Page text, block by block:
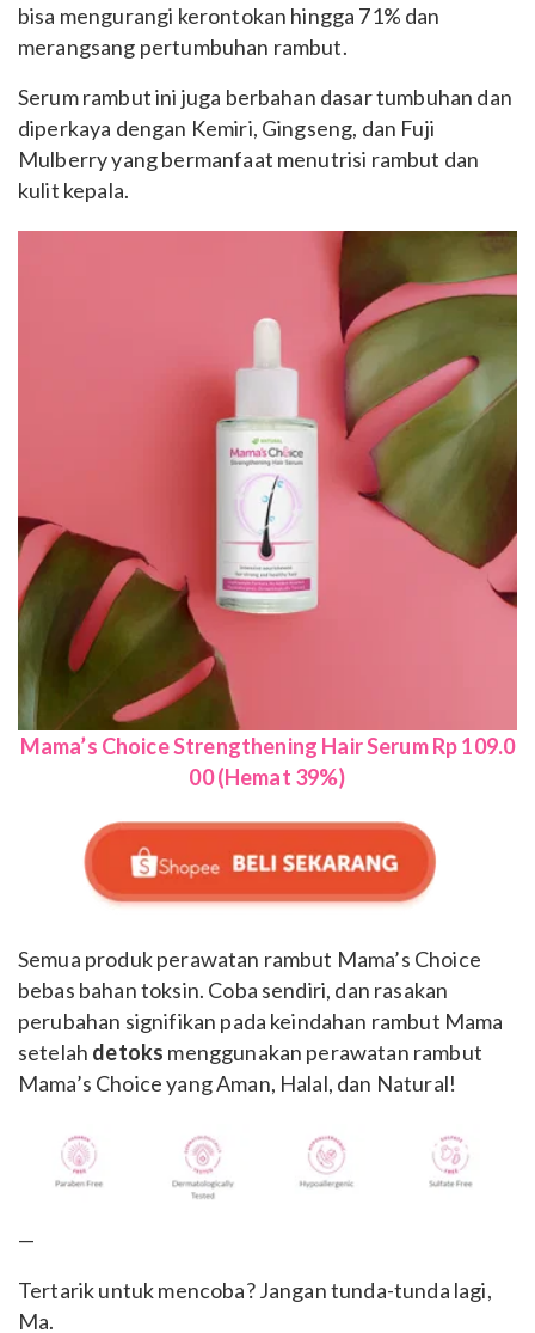
bisa mengurangi kerontokan hingga 71% dan
merangsang pertumbuhan rambut.
Serum rambut ini juga berbahan dasar tumbuhan dan
diperkaya dengan Kemiri, Gingseng, dan Fuji
Mulberry yang bermanfaat menutrisi rambut dan
kulit kepala.
Mama’s Choice Strengthening Hair Serum Rp 109.0
00 (Hemat 39%)
Semua produk perawatan rambut Mama’s Choice
bebas bahan toksin. Coba sendiri, dan rasakan
perubahan signifikan pada keindahan rambut Mama
setelah detoks menggunakan perawatan rambut
Mama’s Choice yang Aman, Halal, dan Natural!
—
Tertarik untuk mencoba? Jangan tunda-tunda lagi,
Ma.